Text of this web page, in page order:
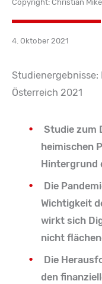
Copyright: Christian
4. Oktober 2021
Österreich 2021
Studie zum
heimischen
Hintergrund
Die
Wichtigkeit
wirkt sich
nicht
Die
den